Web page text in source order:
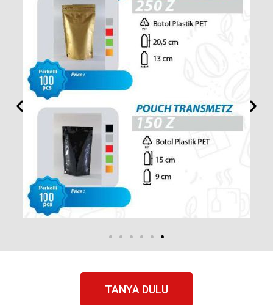
TANYA DULU